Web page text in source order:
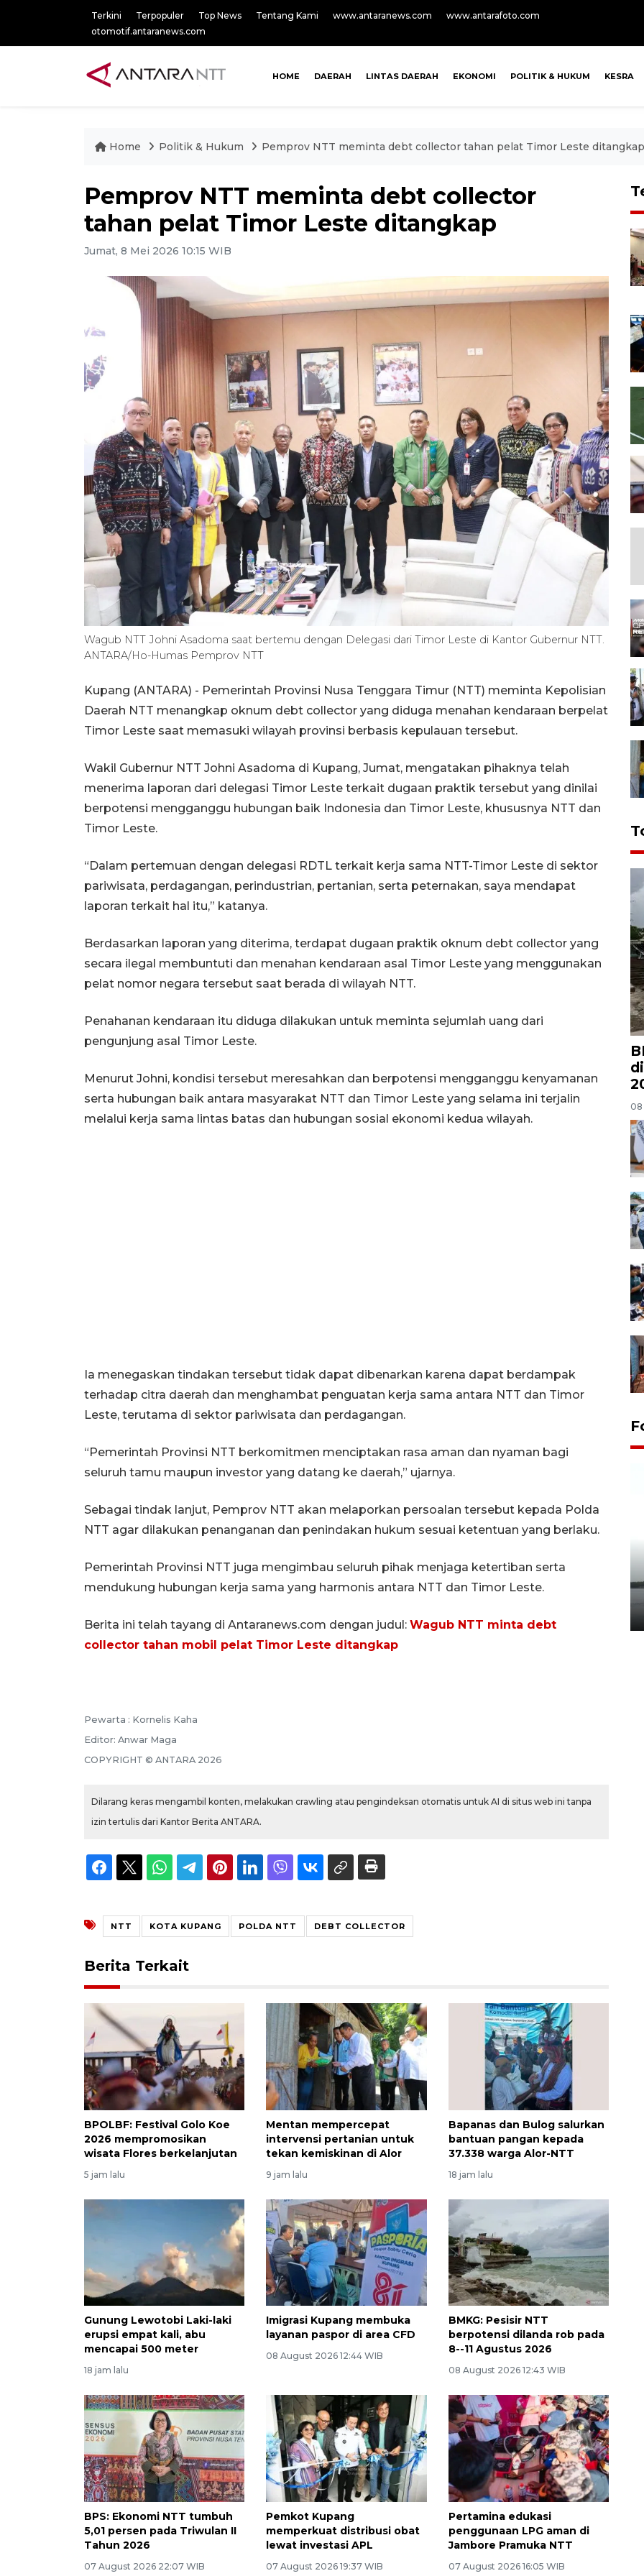
Terkini Terpopuler Top News Tentang Kami www.antaranews.com
www.antarafoto.com
otomotif.antaranews.com
HOME DAERAH LINTAS DAERAH EKONOMI POLITIK & HUKUM KESRA
Home Politik & Hukum Pemprov NTT meminta debt collector tahan pelat Timor Leste ditangkap
Pemprov NTT meminta debt collector
tahan pelat Timor Leste ditangkap
Jumat, 8 Mei 2026 10:15 WIB
Wagub NTT Johni Asadoma saat bertemu dengan Delegasi dari Timor Leste di Kantor Gubernur NTT.
ANTARA/Ho-Humas Pemprov NTT
Kupang (ANTARA) - Pemerintah Provinsi Nusa Tenggara Timur (NTT) meminta Kepolisian
Daerah NTT menangkap oknum debt collector yang diduga menahan kendaraan berpelat
Timor Leste saat memasuki wilayah provinsi berbasis kepulauan tersebut.
Wakil Gubernur NTT Johni Asadoma di Kupang, Jumat, mengatakan pihaknya telah
menerima laporan dari delegasi Timor Leste terkait dugaan praktik tersebut yang dinilai
berpotensi mengganggu hubungan baik Indonesia dan Timor Leste, khususnya NTT dan
Timor Leste.
“Dalam pertemuan dengan delegasi RDTL terkait kerja sama NTT-Timor Leste di sektor
pariwisata, perdagangan, perindustrian, pertanian, serta peternakan, saya mendapat
laporan terkait hal itu,” katanya.
Berdasarkan laporan yang diterima, terdapat dugaan praktik oknum debt collector yang
secara ilegal membuntuti dan menahan kendaraan asal Timor Leste yang menggunakan
pelat nomor negara tersebut saat berada di wilayah NTT.
Penahanan kendaraan itu diduga dilakukan untuk meminta sejumlah uang dari
pengunjung asal Timor Leste.
Menurut Johni, kondisi tersebut meresahkan dan berpotensi mengganggu kenyamanan
serta hubungan baik antara masyarakat NTT dan Timor Leste yang selama ini terjalin
melalui kerja sama lintas batas dan hubungan sosial ekonomi kedua wilayah.
Ia menegaskan tindakan tersebut tidak dapat dibenarkan karena dapat berdampak
terhadap citra daerah dan menghambat penguatan kerja sama antara NTT dan Timor
Leste, terutama di sektor pariwisata dan perdagangan.
“Pemerintah Provinsi NTT berkomitmen menciptakan rasa aman dan nyaman bagi
seluruh tamu maupun investor yang datang ke daerah,” ujarnya.
Sebagai tindak lanjut, Pemprov NTT akan melaporkan persoalan tersebut kepada Polda
NTT agar dilakukan penanganan dan penindakan hukum sesuai ketentuan yang berlaku.
Pemerintah Provinsi NTT juga mengimbau seluruh pihak menjaga ketertiban serta
mendukung hubungan kerja sama yang harmonis antara NTT dan Timor Leste.
Berita ini telah tayang di Antaranews.com dengan judul: Wagub NTT minta debt
collector tahan mobil pelat Timor Leste ditangkap
Pewarta : Kornelis Kaha
Editor: Anwar Maga
COPYRIGHT © ANTARA 2026
Dilarang keras mengambil konten, melakukan crawling atau pengindeksan otomatis untuk AI di situs web ini tanpa
izin tertulis dari Kantor Berita ANTARA.
NTT KOTA KUPANG POLDA NTT DEBT COLLECTOR
Berita Terkait
BPOLBF: Festival Golo Koe
2026 mempromosikan
wisata Flores berkelanjutan
5 jam lalu
Mentan mempercepat
intervensi pertanian untuk
tekan kemiskinan di Alor
9 jam lalu
Bapanas dan Bulog salurkan
bantuan pangan kepada
37.338 warga Alor-NTT
18 jam lalu
Gunung Lewotobi Laki-laki
erupsi empat kali, abu
mencapai 500 meter
18 jam lalu
Imigrasi Kupang membuka
layanan paspor di area CFD
08 August 2026 12:44 WIB
BMKG: Pesisir NTT
berpotensi dilanda rob pada
8--11 Agustus 2026
08 August 2026 12:43 WIB
BPS: Ekonomi NTT tumbuh
5,01 persen pada Triwulan II
Tahun 2026
07 August 2026 22:07 WIB
Pemkot Kupang
memperkuat distribusi obat
lewat investasi APL
07 August 2026 19:37 WIB
Pertamina edukasi
penggunaan LPG aman di
Jambore Pramuka NTT
07 August 2026 16:05 WIB
08
Pelepasan Tukik di Pantai
Kelapa Tinggi